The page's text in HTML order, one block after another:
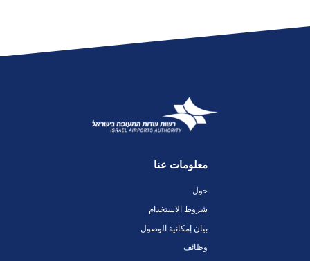
معلومات عنا
حول
شروط الاستخدام
بيان إمكانية الوصول
وظائف